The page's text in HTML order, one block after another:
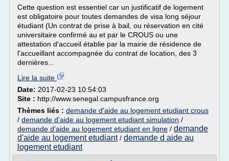
Cette question est essentiel car un justificatif de logement
est obligatoire pour toutes demandes de visa long séjour
étudiant (Un contrat de prise à bail, ou réservation en cité
universitaire confirmé au et par le CROUS ou une
attestation d'accueil établie par la mairie de résidence de
l'accueillant accompagnée du contrat de location, des 3
dernières...
Lire la suite
Date: 2017-02-23 10:54:03
Site : http://www.senegal.campusfrance.org
Thèmes liés : demande d'aide au logement etudiant crous
/ demande d'aide au logement etudiant simulation /
demande d'aide au logement etudiant en ligne / demande
d'aide au logement etudiant/ demande d aide au
logement etudiant